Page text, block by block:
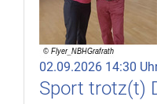
02.09.2026 14:30
Sport trotz(t)